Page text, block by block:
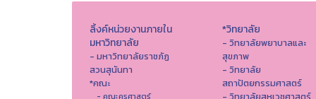
ลิ้งค์หน่วยงานภายใน
มหาวิทยาลัย
- มหาวิทยาลัยราชภัฏ
สวนสุนันทา
*คณะ
- คณะครุศาสตร์
*วิทยาลัย
- วิทยาลัยพยาบาลและ
สุขภาพ
- วิทยาลัย
สถาปัตยกรรมศาสตร์